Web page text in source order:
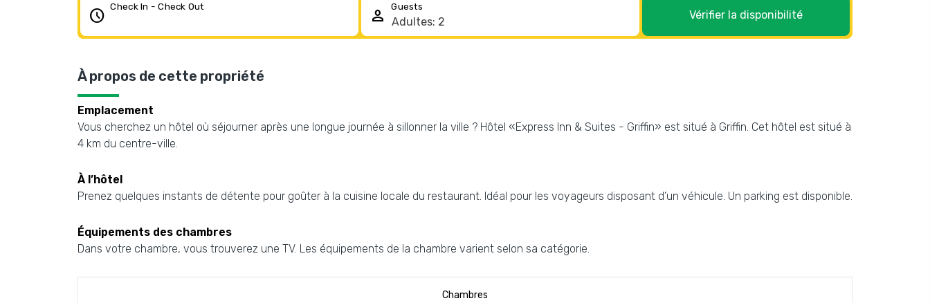
schedule Check In - Check Out person Guests
Vérifier la disponibilité
À propos de cette propriété
Emplacement
Vous cherchez un hôtel où séjourner après une longue journée à sillonner la ville ? Hôtel «Express Inn & Suites - Griffin» est situé à Griffin. Cet hôtel est situé à
4 km du centre-ville.
À l’hôtel
Prenez quelques instants de détente pour goûter à la cuisine locale du restaurant. Idéal pour les voyageurs disposant d’un véhicule. Un parking est disponible.
Équipements des chambres
Dans votre chambre, vous trouverez une TV. Les équipements de la chambre varient selon sa catégorie.
Chambres